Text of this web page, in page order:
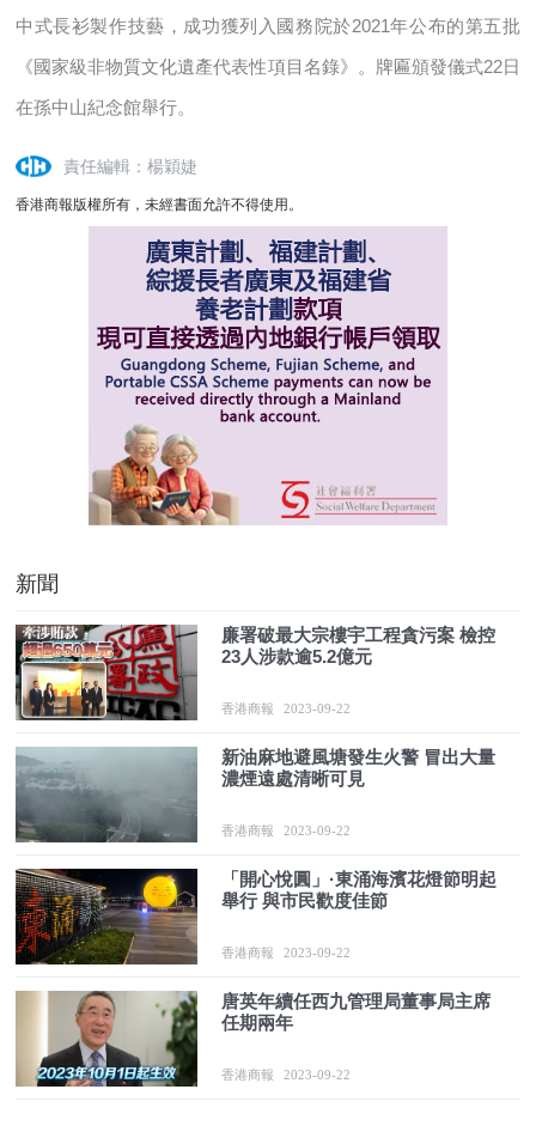
中式長衫製作技藝，成功獲列入國務院於2021年公布的第五批
《國家級非物質文化遺產代表性項目名錄》。牌匾頒發儀式22日
在孫中山紀念館舉行。
責任編輯：楊穎婕
香港商報版權所有，未經書面允許不得使用。
新聞
廉署破最大宗樓宇工程貪污案 檢控
23人涉款逾5.2億元
香港商報 2023-09-22
新油麻地避風塘發生火警 冒出大量
濃煙遠處清晰可見
香港商報 2023-09-22
「開心悅圓」·東涌海濱花燈節明起
舉行 與市民歡度佳節
香港商報 2023-09-22
唐英年續任西九管理局董事局主席
任期兩年
香港商報 2023-09-22